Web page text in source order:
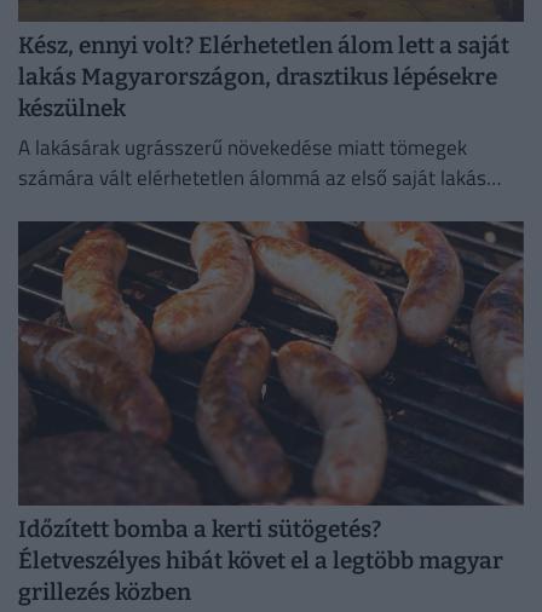
Kész, ennyi volt? Elérhetetlen álom lett a saját
lakás Magyarországon, drasztikus lépésekre
készülnek
A lakásárak ugrásszerű növekedése miatt tömegek
számára vált elérhetetlen álommá az első saját lakás
Időzített bomba a kerti sütögetés?
Életveszélyes hibát követ el a legtöbb magyar
grillezés közben